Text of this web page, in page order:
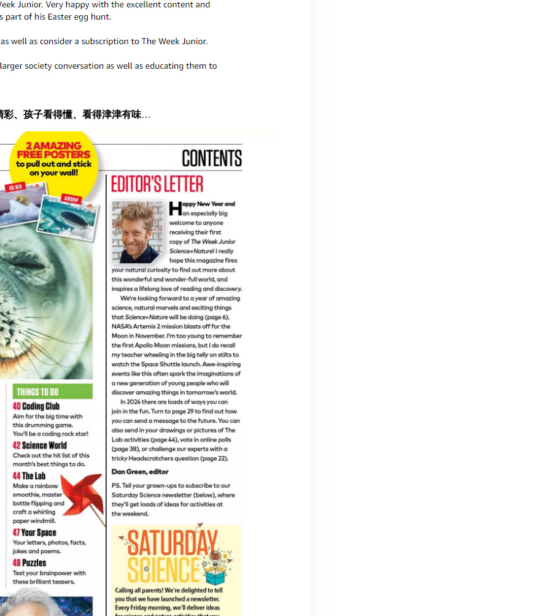
彩、孩子看得懂、看得津津有味…